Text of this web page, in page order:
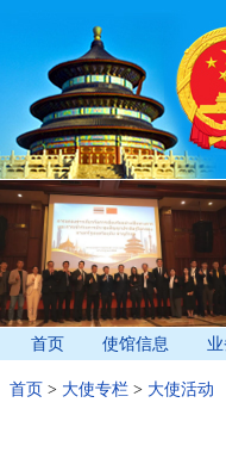
首页 使馆信息
首页 > 大使专栏 > 大使活动